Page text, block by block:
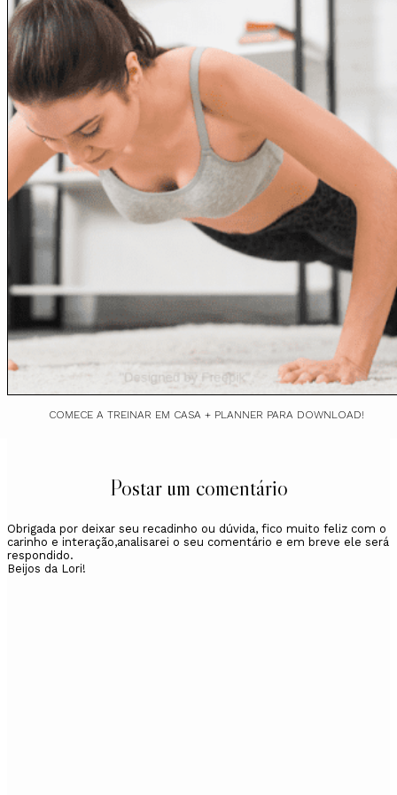
COMECE A TREINAR EM CASA + PLANNER PARA DOWNLOAD!
Postar um comentário
Obrigada por deixar seu recadinho ou dúvida, fico muito feliz com o
carinho e interação,analisarei o seu comentário e em breve ele será
respondido.
Beijos da Lori!